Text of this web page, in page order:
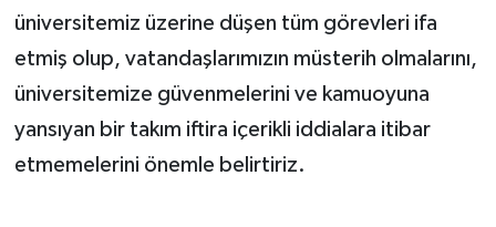
üniversitemiz üzerine düşen tüm görevleri ifa
etmiş olup, vatandaşlarımızın müsterih olmalarını,
üniversitemize güvenmelerini ve kamuoyuna
yansıyan bir takım iftira içerikli iddialara itibar
etmemelerini önemle belirtiriz.